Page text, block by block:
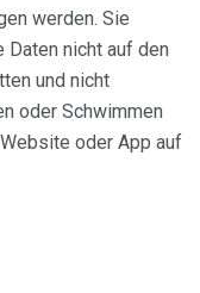
werden. Sie
Daten nicht auf den
und nicht
oder Schwimmen
oder App auf